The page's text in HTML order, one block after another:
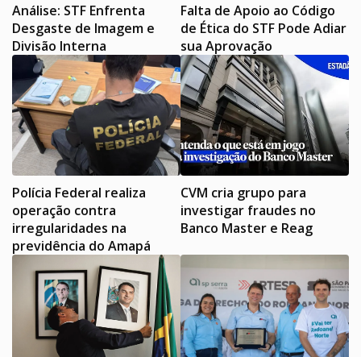
Análise: STF Enfrenta
Desgaste de Imagem e
Divisão Interna
Falta de Apoio ao Código
de Ética do STF Pode Adiar
sua Aprovação
Polícia Federal realiza
operação contra
irregularidades na
previdência do Amapá
CVM cria grupo para
investigar fraudes no
Banco Master e Reag